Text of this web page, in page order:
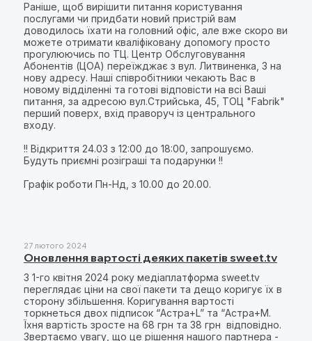
Раніше, щоб вирішити питання користування
послугами чи придбати новий пристрій вам
доводилось їхати на головний офіс, але вже скоро ви
можете отримати кваліфіковану допомогу просто
прогулюючись по ТЦ. Центр Обслуговування
Абонентів (ЦОА) переїжджає з вул. Литвиненка, 3 на
нову адресу. Наші співробітники чекають Вас в
новому відділенні та готові відповісти на всі Ваші
питання, за адресою вул.Стрийська, 45, ТОЦ "Fabrik"
перший поверх, вхід праворуч із центрального
входу.
!! Відкриття 24.03 з 12:00 до 18:00, запрошуємо.
Будуть приємні розіграші та подарунки !!
Графік роботи Пн-Нд, з 10.00 до 20.00.
27 лютого 2024
Оновлення вартості деяких пакетів sweet.tv
З 1-го квітня 2024 року медіаплатформа sweet.tv
переглядає ціни на свої пакети та дещо коригує їх в
сторону збільшення. Коригування вартості
торкнеться двох підписок “Астра+L” та “Астра+M.
Їхня вартість зросте на 68 грн та 38 грн відповідно.
Звертаємо увагу, що це рішення нашого партнера -